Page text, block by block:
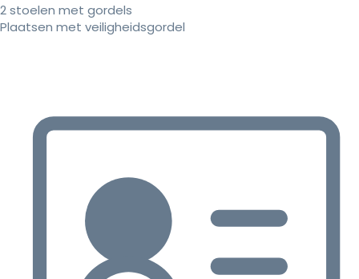
2 stoelen met gordels
Plaatsen met veiligheidsgordel